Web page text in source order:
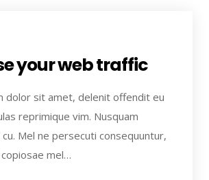
your web traffic
dolor sit amet, delenit offendit eu
reprimique vim. Nusquam
Mel ne persecuti consequuntur,
mel…